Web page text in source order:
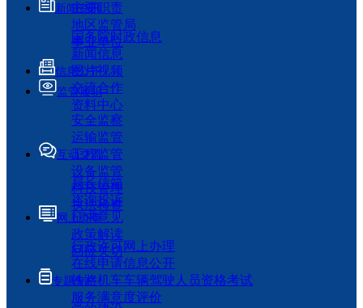
主要职责
地区监管局
事业单位
新闻资讯
国务院时政信息
新闻信息
图片视频
交流合作
资料中心
信息公开
监管履职
安全监察
运输监管
工程监管
设备监管
科技管理
执法检查
互动交流
局长信箱
咨询投诉
征求意见
政策解读
回应关切
网上办事
行政许可网上办理
在线申请信息公开
铁路机车车辆驾驶人员资格考试
服务满意度评价
专题专栏